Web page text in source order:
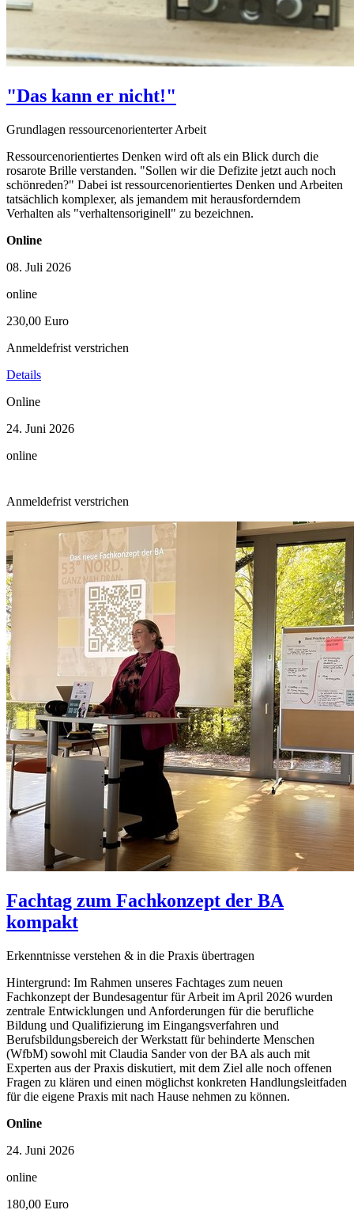
"Das kann er nicht!"
Grundlagen ressourcenorienterter Arbeit
Ressourcenorientiertes Denken wird oft als ein Blick durch die
rosarote Brille verstanden. "Sollen wir die Defizite jetzt auch noch
schönreden?" Dabei ist ressourcenorientiertes Denken und Arbeiten
tatsächlich komplexer, als jemandem mit herausforderndem
Verhalten als "verhaltensoriginell" zu bezeichnen.
Online
08. Juli 2026
online
230,00 Euro
Anmeldefrist verstrichen
Details
Online
24. Juni 2026
online
Anmeldefrist verstrichen
Fachtag zum Fachkonzept der BA
kompakt
Erkenntnisse verstehen & in die Praxis übertragen
Hintergrund: Im Rahmen unseres Fachtages zum neuen
Fachkonzept der Bundesagentur für Arbeit im April 2026 wurden
zentrale Entwicklungen und Anforderungen für die berufliche
Bildung und Qualifizierung im Eingangsverfahren und
Berufsbildungsbereich der Werkstatt für behinderte Menschen
(WfbM) sowohl mit Claudia Sander von der BA als auch mit
Experten aus der Praxis diskutiert, mit dem Ziel alle noch offenen
Fragen zu klären und einen möglichst konkreten Handlungsleitfaden
für die eigene Praxis mit nach Hause nehmen zu können.
Online
24. Juni 2026
online
180,00 Euro